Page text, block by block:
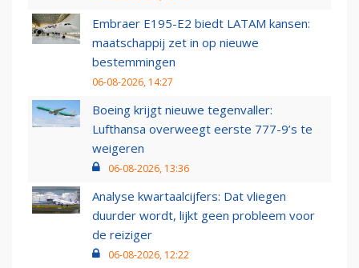
Embraer E195-E2 biedt LATAM kansen:
maatschappij zet in op nieuwe
bestemmingen
06-08-2026, 14:27
Boeing krijgt nieuwe tegenvaller:
Lufthansa overweegt eerste 777-9’s te
weigeren
06-08-2026, 13:36
Analyse kwartaalcijfers: Dat vliegen
duurder wordt, lijkt geen probleem voor
de reiziger
06-08-2026, 12:22